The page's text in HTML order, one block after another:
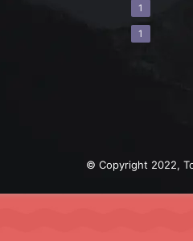
1
1
© Copyright 2022,